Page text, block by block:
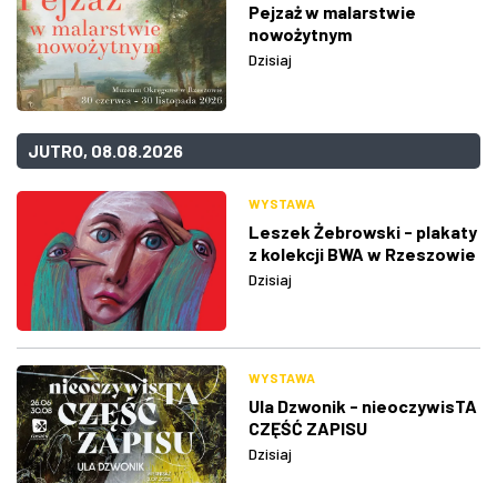
Pejzaż w malarstwie
nowożytnym
Dzisiaj
JUTRO, 08.08.2026
WYSTAWA
Leszek Żebrowski - plakaty
z kolekcji BWA w Rzeszowie
Dzisiaj
WYSTAWA
Ula Dzwonik - nieoczywisTA
CZĘŚĆ ZAPISU
Dzisiaj